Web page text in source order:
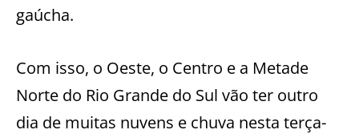
gaúcha.
Com isso, o Oeste, o Centro e a Metade
Norte do Rio Grande do Sul vão ter outro
dia de muitas nuvens e chuva nesta terça-